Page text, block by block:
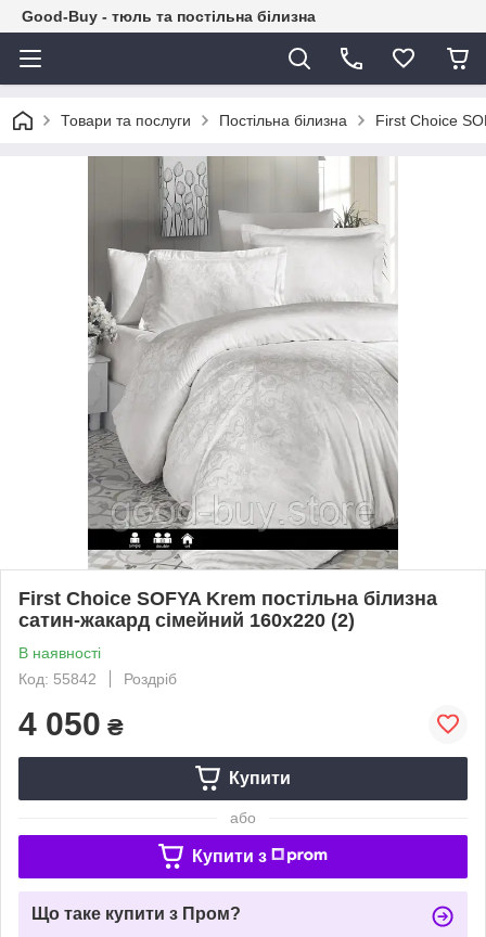
Good-Buy - тюль та постільна білизна
Товари та послуги Постільна білизна First Choice
First Choice SOFYA Krem постільна білизна
сатин-жакард сімейний 160х220 (2)
В наявності
Код: 55842
Роздріб
4 050 ₴
Купити
або
Купити з
Що таке купити з Пром?